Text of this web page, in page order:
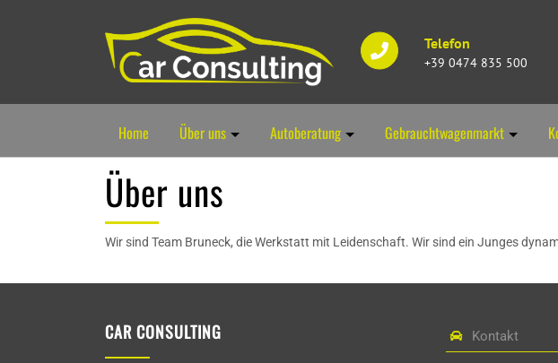
Telefon
+39 0474 835 500
Home Über uns Autoberatung Gebrauchtwagenmarkt
Über uns
Wir sind Team Bruneck, die Werkstatt mit Leidenschaft. Wir sind ein Junges
CAR CONSULTING Kontakt